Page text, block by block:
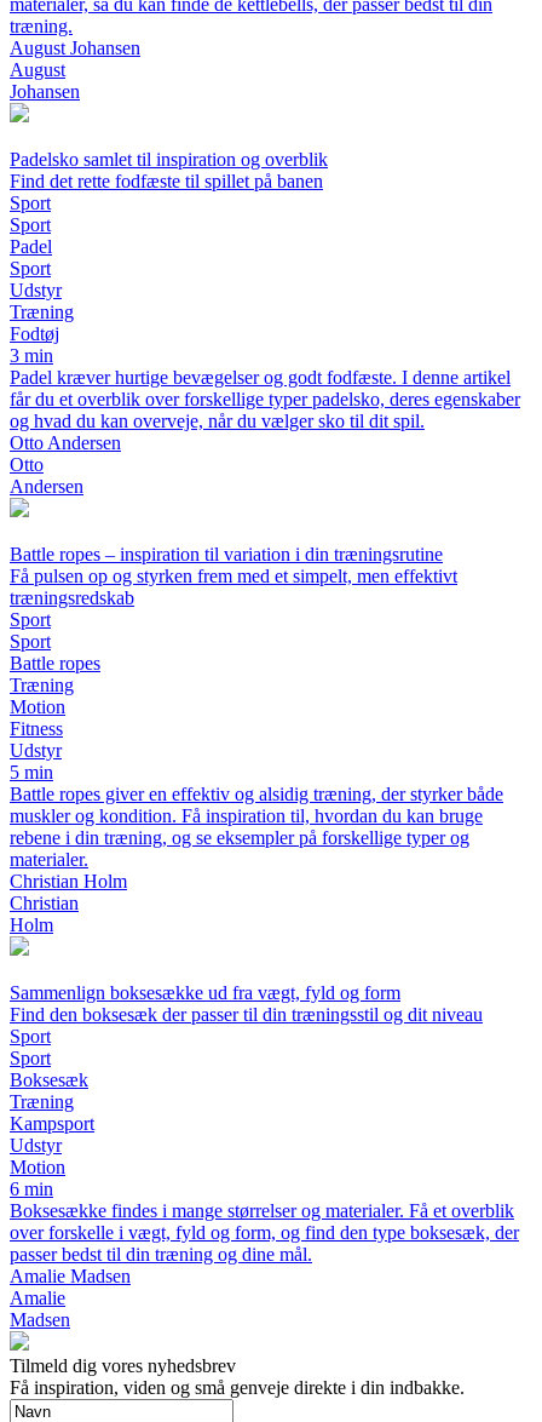
træning.
August Johansen
August
Johansen
Padelsko samlet til inspiration og overblik
Find det rette fodfæste til spillet på banen
Sport
Sport
Padel
Sport
Udstyr
Træning
Fodtøj
3 min
Padel kræver hurtige bevægelser og godt fodfæste. I denne artikel
får du et overblik over forskellige typer padelsko, deres egenskaber
og hvad du kan overveje, når du vælger sko til dit spil.
Otto Andersen
Otto
Andersen
Battle ropes – inspiration til variation i din træningsrutine
Få pulsen op og styrken frem med et simpelt, men effektivt
træningsredskab
Sport
Sport
Battle ropes
Træning
Motion
Fitness
Udstyr
5 min
Battle ropes giver en effektiv og alsidig træning, der styrker både
muskler og kondition. Få inspiration til, hvordan du kan bruge
rebene i din træning, og se eksempler på forskellige typer og
materialer.
Christian Holm
Christian
Holm
Sammenlign boksesække ud fra vægt, fyld og form
Find den boksesæk der passer til din træningsstil og dit niveau
Sport
Sport
Boksesæk
Træning
Kampsport
Udstyr
Motion
6 min
Boksesække findes i mange størrelser og materialer. Få et overblik
over forskelle i vægt, fyld og form, og find den type boksesæk, der
passer bedst til din træning og dine mål.
Amalie Madsen
Amalie
Madsen
Tilmeld dig vores nyhedsbrev
Få inspiration, viden og små genveje direkte i din indbakke.